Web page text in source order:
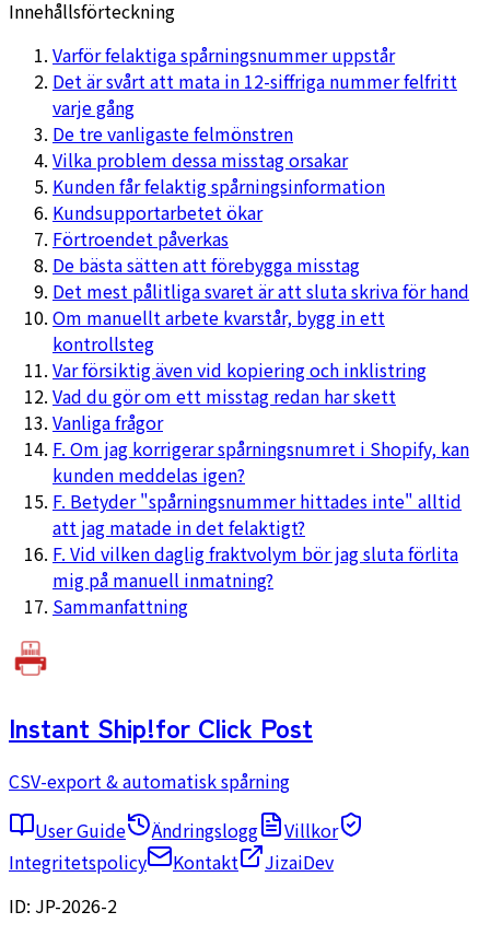
Innehållsförteckning
Varför felaktiga spårningsnummer uppstår
Det är svårt att mata in 12-siffriga nummer felfritt
varje gång
De tre vanligaste felmönstren
Vilka problem dessa misstag orsakar
Kunden får felaktig spårningsinformation
Kundsupportarbetet ökar
Förtroendet påverkas
De bästa sätten att förebygga misstag
Det mest pålitliga svaret är att sluta skriva för hand
Om manuellt arbete kvarstår, bygg in ett
kontrollsteg
Var försiktig även vid kopiering och inklistring
Vad du gör om ett misstag redan har skett
Vanliga frågor
F. Om jag korrigerar spårningsnumret i Shopify, kan
kunden meddelas igen?
F. Betyder "spårningsnummer hittades inte" alltid
att jag matade in det felaktigt?
F. Vid vilken daglig fraktvolym bör jag sluta förlita
mig på manuell inmatning?
Sammanfattning
Instant Ship!for Click Post
CSV-export & automatisk spårning
User Guide
Ändringslogg
Villkor
Integritetspolicy
Kontakt
JizaiDev
ID: JP-2026-2